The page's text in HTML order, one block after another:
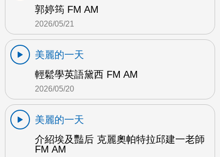
郭婷筠 FM AM
2026/05/21
美麗的一天
輕鬆學英語黛西 FM AM
2026/05/20
美麗的一天
介紹埃及豔后 克麗奧帕特拉邱建一老師
FM AM